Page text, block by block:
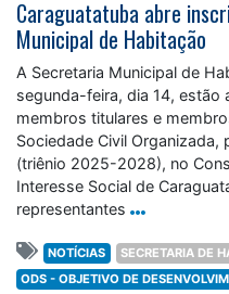
Caraguatatuba abre
Municipal de Habitação
A Secretaria Municipal de
segunda-feira, dia 14, estão
membros titulares e
Sociedade Civil
(triênio 2025-2028), no
Interesse Social de
representantes
NOTÍCIAS
SECRETARIA DE
ODS - OBJETIVO DE